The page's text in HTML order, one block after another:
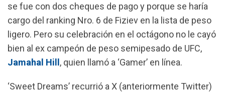
se fue con dos cheques de pago y porque se haría
cargo del ranking Nro. 6 de Fiziev en la lista de peso
ligero. Pero su celebración en el octágono no le cayó
bien al ex campeón de peso semipesado de UFC,
Jamahal Hill, quien llamó a ‘Gamer’ en línea.
‘Sweet Dreams’ recurrió a X (anteriormente Twitter)